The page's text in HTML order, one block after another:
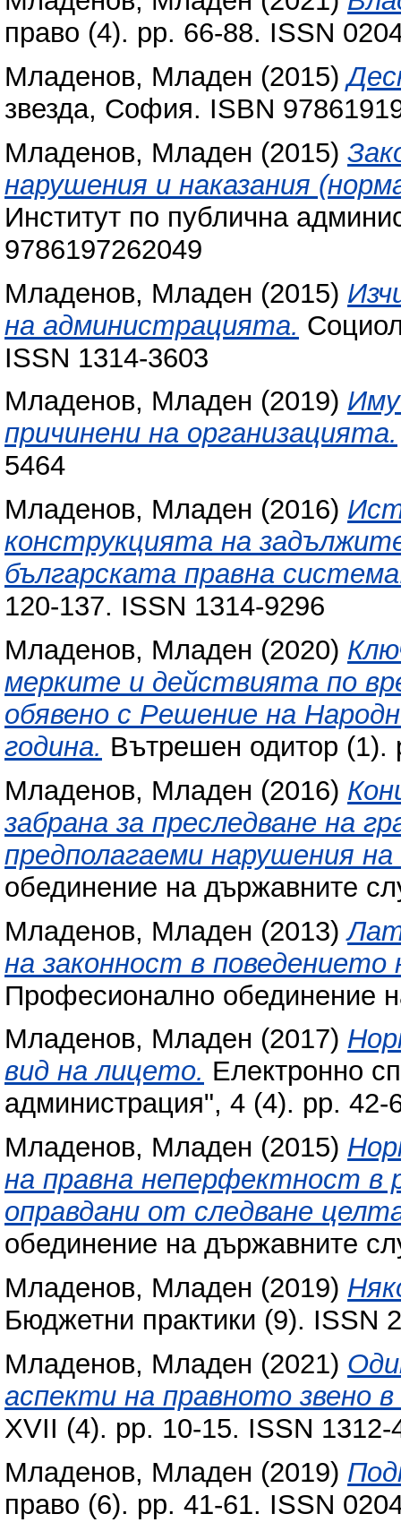
право (4). pp. 66-88. ISSN
Младенов, Младен (2015)
звезда, София. ISBN
Младенов, Младен (2015)
нарушения и наказания
Институт по публична
9786197262049
Младенов, Младен (2015)
на администрацията.
ISSN 1314-3603
Младенов, Младен (2019)
причинени на организацията.
5464
Младенов, Младен (2016)
конструкцията на
българската правна
120-137. ISSN 1314-9296
Младенов, Младен (2020)
мерките и действията по
обявено с Решение на
година. Вътрешен одитор (1).
Младенов, Младен (2016)
забрана за преследване на
предполагаеми нарушения
обединение на държавните
Младенов, Младен (2013)
на законност в
Професионално обединение
Младенов, Младен (2017)
вид на лицето. Електронно
администрация", 4 (4). pp. 42-
Младенов, Младен (2015)
на правна неперфектност
оправдани от следване
обединение на държавните
Младенов, Младен (2019)
Бюджетни практики (9). ISSN
Младенов, Младен (2021)
аспекти на правното звено
XVII (4). pp. 10-15. ISSN 1312-
Младенов, Младен (2019)
право (6). pp. 41-61. ISSN